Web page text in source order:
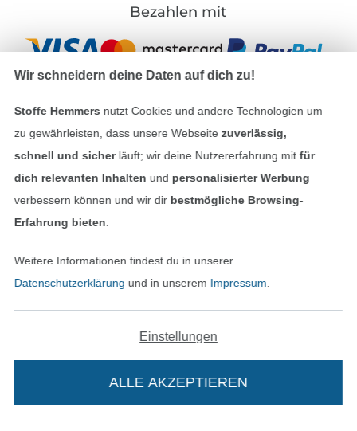
Bezahlen mit
Unsere Versandpartner
AGB
Widerrufsrecht
In den deutschen Shop wechseln (aktuell
Wir schneidern deine Daten auf dich zu!
Stoffe Hemmers nutzt Cookies und andere Technologien um
zu gewährleisten, dass unsere Webseite zuverlässig,
schnell und sicherläuft; wir deine Nutzererfahrung mitfür
dich relevanten Inhalten und personalisierter Werbung
verbessern können und wir dir bestmögliche Browsing-
Erfahrung bieten
Weitere Informationen findest du in unserer
Datenschutzerklärung und in unserem Impressum
Einstellungen
ALLE AKZEPTIEREN